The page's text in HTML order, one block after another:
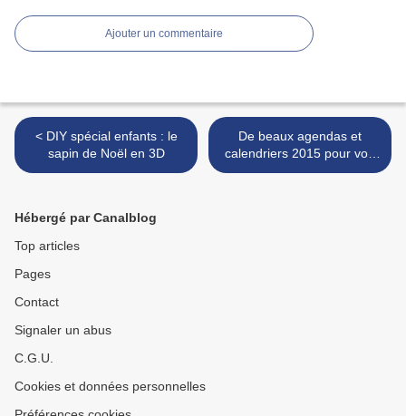
Ajouter un commentaire
< DIY spécial enfants : le
sapin de Noël en 3D
De beaux agendas et
calendriers 2015 pour voir
le temps qui file >
Hébergé par Canalblog
Top articles
Pages
Contact
Signaler un abus
C.G.U.
Cookies et données personnelles